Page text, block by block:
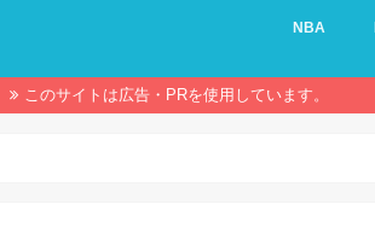
NBA
このサイトは広告・PRを使用しています。